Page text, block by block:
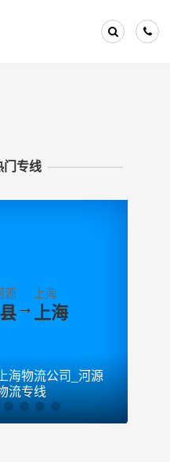
门专线
源
→
上海
上海
海物流公司_河源
流专线